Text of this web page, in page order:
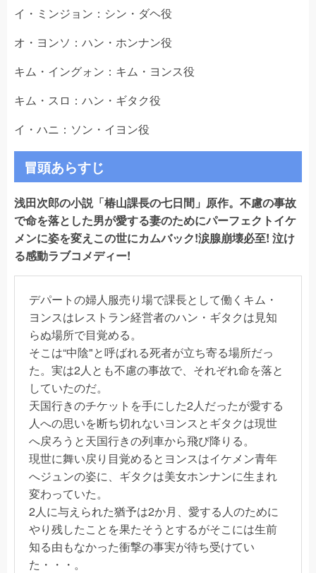
イ・ミンジョン：シン・ダヘ役
オ・ヨンソ：ハン・ホンナン役
キム・イングォン：キム・ヨンス役
キム・スロ：ハン・ギタク役
イ・ハニ：ソン・イヨン役
冒頭あらすじ
浅田次郎の小説「椿山課長の七日間」原作。不慮の事故
で命を落とした男が愛する妻のためにパーフェクトイケ
メンに姿を変えこの世にカムバック!涙腺崩壊必至! 泣け
る感動ラブコメディー!
デパートの婦人服売り場で課長として働くキム・
ヨンスはレストラン経営者のハン・ギタクは見知
らぬ場所で目覚める。
そこは“中陰"と呼ばれる死者が立ち寄る場所だっ
た。実は2人とも不慮の事故で、それぞれ命を落と
していたのだ。
天国行きのチケットを手にした2人だったが愛する
人への思いを断ち切れないヨンスとギタクは現世
へ戻ろうと天国行きの列車から飛び降りる。
現世に舞い戻り目覚めるとヨンスはイケメン青年
へジュンの姿に、ギタクは美女ホンナンに生まれ
変わっていた。
2人に与えられた猶予は2か月、愛する人のために
やり残したことを果たそうとするがそこには生前
知る由もなかった衝撃の事実が待ち受けてい
た・・・。